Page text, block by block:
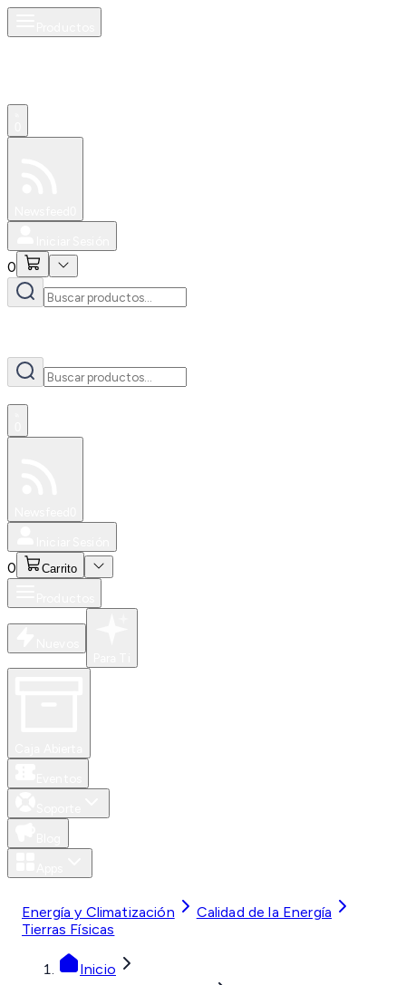
0
0 Carrito
Energía y Climatización
Calidad de la Energía
Tierras Físicas
Inicio